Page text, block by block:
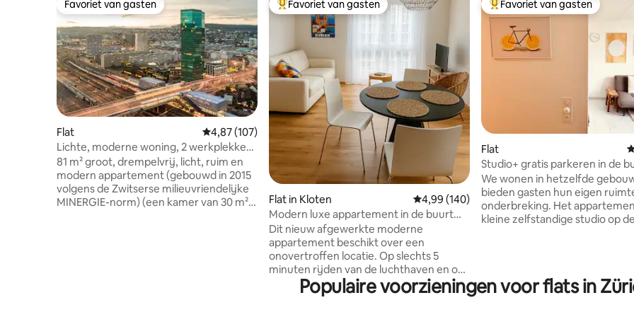
Favoriet van gasten
Favoriet van gasten
Flat Gemiddelde beoordeling van 4,87 op 5, 107 recensies
4,87 (107)
Lichte, moderne woning, 2 werkplekken,
balkon en piano
81 m² groot, drempelvrij, licht, ruim en
modern appartement (gebouwd in 2015
volgens de Zwitserse milieuvriendelijke
MINERGIE-norm) (een kamer van 30 m²
Topfavoriet van gasten
Favoriet van gasten
Flat in Kloten Gemiddelde beoordeling van 4,99 op 5, 140
4,99 (140)
Modern luxe appartement in de buurt
van de luchthaven en Zürich
Dit nieuw afgewerkte moderne
appartement beschikt over een
onovertroffen locatie. Op slechts 5
minuten rijden van de luchthaven en op
2 minuten lopen van trein- en bushaltes,
evenals charmante koffiehuizen,
Topfavoriet van gasten
Favoriet van gasten
Flat
Studio+ gratis parkeren in de
ETH/Rivier (Zürich Höngg)
We wonen in hetzelfde
bieden gasten hun eigen
onderbreking. Het
kleine zelfstandige studio op
Voor reizen met het openbaar
Populaire voorzieningen voor flats in